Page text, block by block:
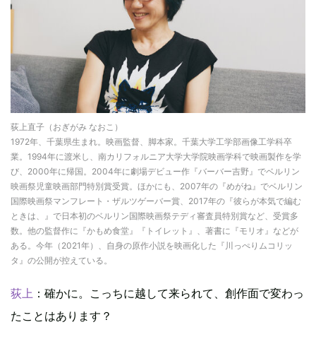
荻上直子（おぎがみ なおこ）
1972年、千葉県生まれ。映画監督、脚本家。千葉大学工学部画像工学科卒
業。1994年に渡米し、南カリフォルニア大学大学院映画学科で映画製作を学
び、2000年に帰国。2004年に劇場デビュー作『バーバー吉野』でベルリン
映画祭児童映画部門特別賞受賞。ほかにも、2007年の『めがね』でベルリン
国際映画祭マンフレート・ザルツゲーバー賞、2017年の『彼らが本気で編む
ときは、』で日本初のベルリン国際映画祭テディ審査員特別賞など、受賞多
数。他の監督作に『かもめ食堂』『トイレット』、著書に『モリオ』などが
ある。今年（2021年）、自身の原作小説を映画化した『川っぺりムコリッ
タ』の公開が控えている。
荻上 ：確かに。こっちに越して来られて、創作面で変わっ
たことはあります？